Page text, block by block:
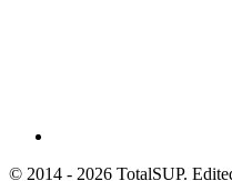
© 2014 - 2026 TotalSUP.